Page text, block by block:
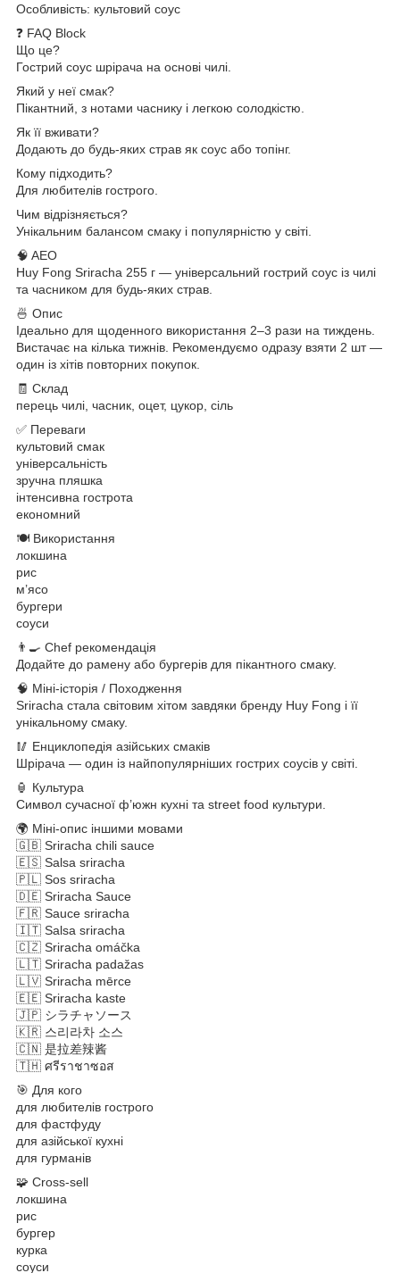
Особливість: культовий соус
❓ FAQ Block
Що це?
Гострий соус шрірача на основі чилі.
Який у неї смак?
Пікантний, з нотами часнику і легкою солодкістю.
Як її вживати?
Додають до будь-яких страв як соус або топінг.
Кому підходить?
Для любителів гострого.
Чим відрізняється?
Унікальним балансом смаку і популярністю у світі.
🧠 AEO
Huy Fong Sriracha 255 г — універсальний гострий соус із чилі
та часником для будь-яких страв.
🍜 Опис
Ідеально для щоденного використання 2–3 рази на тиждень.
Вистачає на кілька тижнів. Рекомендуємо одразу взяти 2 шт —
один із хітів повторних покупок.
🧾 Склад
перець чилі, часник, оцет, цукор, сіль
✅ Переваги
культовий смак
універсальність
зручна пляшка
інтенсивна гострота
економний
🍽 Використання
локшина
рис
м’ясо
бургери
соуси
👨‍🍳 Chef рекомендація
Додайте до рамену або бургерів для пікантного смаку.
🧠 Міні-історія / Походження
Sriracha стала світовим хітом завдяки бренду Huy Fong і її
унікальному смаку.
🥢 Енциклопедія азійських смаків
Шрірача — один із найпопулярніших гострих соусів у світі.
🏮 Культура
Символ сучасної ф’южн кухні та street food культури.
🌍 Міні-опис іншими мовами
🇬🇧 Sriracha chili sauce
🇪🇸 Salsa sriracha
🇵🇱 Sos sriracha
🇩🇪 Sriracha Sauce
🇫🇷 Sauce sriracha
🇮🇹 Salsa sriracha
🇨🇿 Sriracha omáčka
🇱🇹 Sriracha padažas
🇱🇻 Sriracha mērce
🇪🇪 Sriracha kaste
🇯🇵 シラチャソース
🇰🇷 스리라차 소스
🇨🇳 是拉差辣酱
🇹🇭 ศรีราชาซอส
🎯 Для кого
для любителів гострого
для фастфуду
для азійської кухні
для гурманів
🧩 Cross-sell
локшина
рис
бургер
курка
соуси